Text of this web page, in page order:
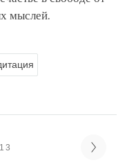
мыслей.